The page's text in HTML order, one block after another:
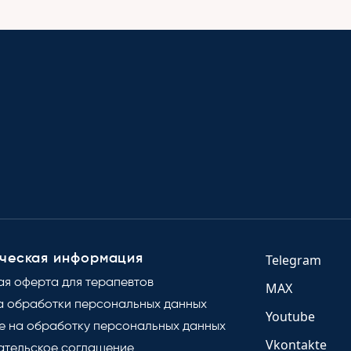
информация
оферта для терапевтов
обработки персональных данных
на обработку персональных данных
Telegram
MAX
Youtube
Vkontakte